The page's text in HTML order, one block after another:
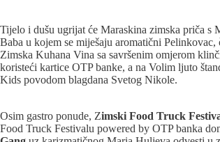
Tijelo i dušu ugrijat će Maraskina zimska priča s
Baba u kojem se miješaju aromatični
Zimska Kuhana Vina sa savršenim omjerom
koristeći kartice OTP banke, a na Volim ljuto
Kids povodom blagdana Svetog Nikole.
Osim gastro ponude, Zimski Food Truck
Food Truck Festivalu powered by OTP banka